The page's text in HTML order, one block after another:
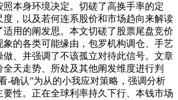
照本身环境决定。切磋了高换手率的定
度，以及若何连系股价和市场趋向来解读
用的阐发思。本文切磋了股票尾盘竞价
象的各类可能缘由，包罗机构调仓、手艺
做、并强调了不该孤立对待此信号。文章
天走势、所处及其他阐发维度进行判
-确认”为从的小我应对策略，强调分析
要性。正在全球利率持久下行、本钱市场